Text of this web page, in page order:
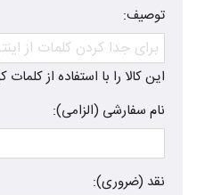
توصیف:
این کالا را با استفاده از
نام سفارشی (الزامی):
نقد (ضروری):